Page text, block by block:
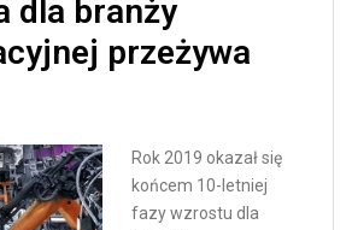
dla branży
przeżywa
Rok 2019 okazał się
końcem 10-letniej
fazy wzrostu dla